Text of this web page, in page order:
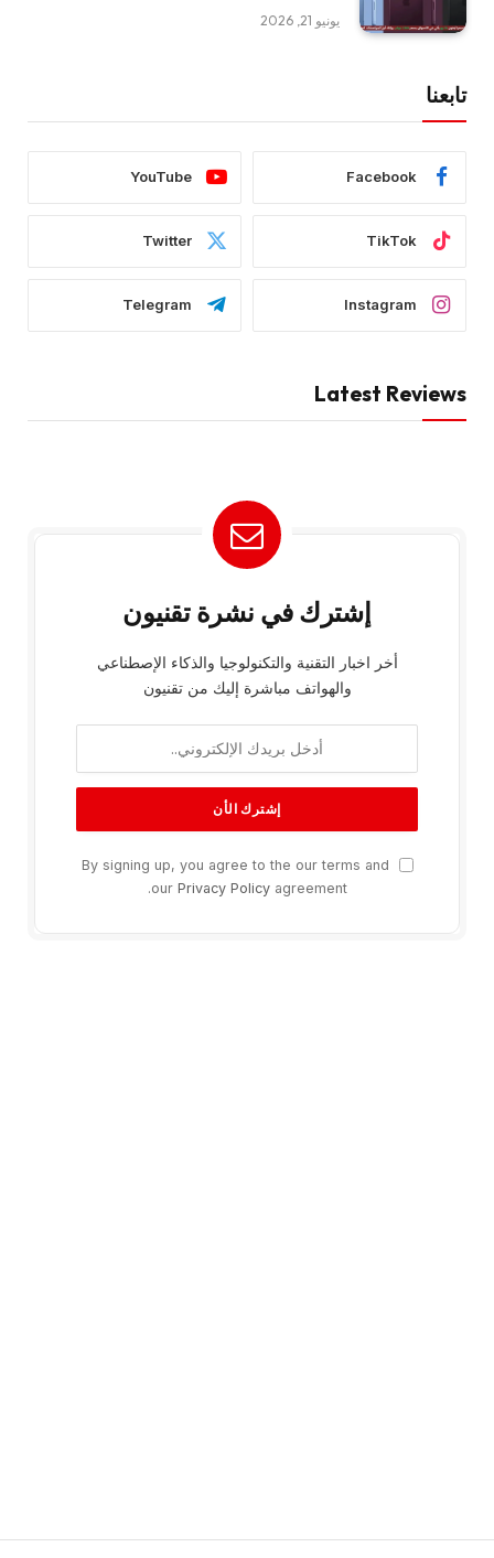
يونيو 21, 2026
تابعنا
Facebook
YouTube
TikTok
Twitter
Instagram
Telegram
Latest Reviews
إشترك في نشرة تقنيون
أخر اخبار التقنية والتكنولوجيا والذكاء الإصطناعي
والهواتف مباشرة إليك من تقنيون
By signing up, you agree to the our terms and
our Privacy Policyagreement.